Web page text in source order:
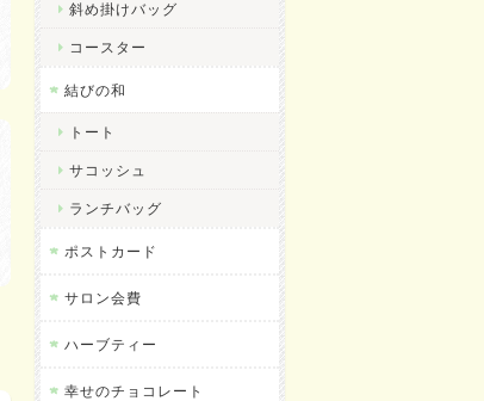
斜め掛けバッグ
コースター
結びの和
トート
サコッシュ
ランチバッグ
ポストカード
サロン会費
ハーブティー
幸せのチョコレート